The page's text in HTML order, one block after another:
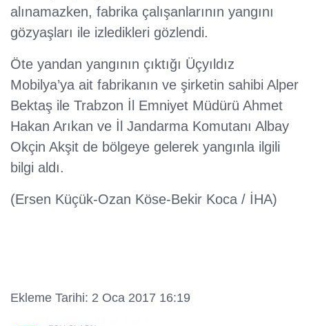
alınamazken, fabrika çalışanlarının yangını
gözyaşları ile izledikleri gözlendi.
Öte yandan yangının çıktığı Üçyıldız
Mobilya’ya ait fabrikanın ve şirketin sahibi Alper
Bektaş ile Trabzon İl Emniyet Müdürü Ahmet
Hakan Arıkan ve İl Jandarma Komutanı Albay
Okçin Akşit de bölgeye gelerek yangınla ilgili
bilgi aldı.
(Ersen Küçük-Ozan Köse-Bekir Koca / İHA)
Ekleme Tarihi: 2 Oca 2017 16:19